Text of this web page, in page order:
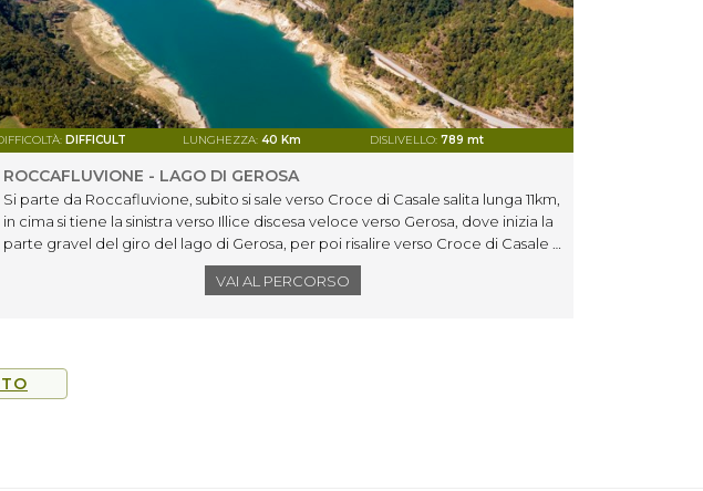
DIFFICULT LUNGHEZZA:40 Km DISLIVELLO:789 mt
ROCCAFLUVIONE - LAGO DI GEROSA
Si parte da Roccafluvione, subito si sale verso Croce di Casale salita lunga 11km,
in cima si tiene la sinistra verso Illice discesa veloce verso Gerosa, dove inizia la
parte gravel del giro del lago di Gerosa, per poi risalire verso Croce di Casale e
scendere velocemente verso Roccafluvione
VAI AL PERCORSO